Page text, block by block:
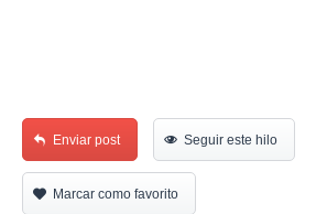
Enviar post Seguir este hilo
Marcar como favorito